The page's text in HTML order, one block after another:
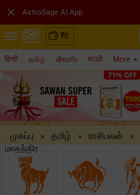
₹0
हिन्दी தமிழ் తెలుగు मराठी More
முகப்பு » தமிழ் » ராசிபலன் »
மாதந்திர ..
 AstroSage AI App